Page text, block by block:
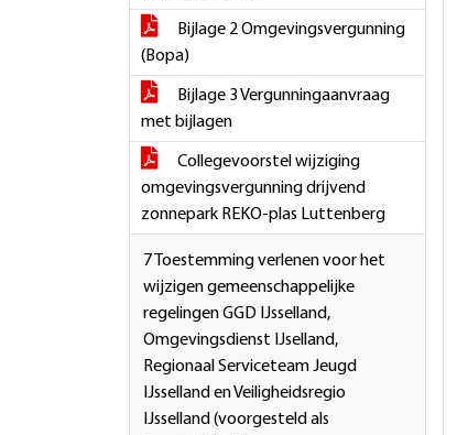
Bijlage 2 Omgevingsvergunning
(Bopa)
Bijlage 3 Vergunningaanvraag
met bijlagen
Collegevoorstel wijziging
omgevingsvergunning drijvend
zonnepark REKO-plas Luttenberg
7 Toestemming verlenen voor het
wijzigen gemeenschappelijke
regelingen GGD IJsselland,
Omgevingsdienst IJselland,
Regionaal Serviceteam Jeugd
IJsselland en Veiligheidsregio
IJsselland (voorgesteld als